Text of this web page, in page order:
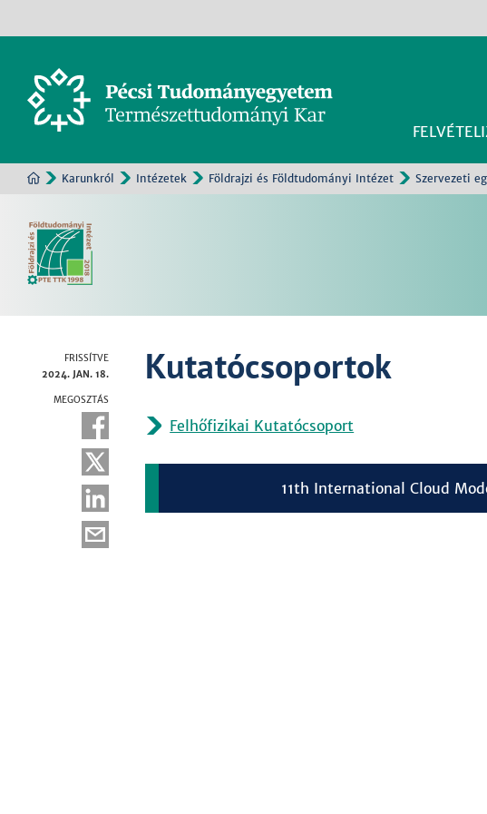
Karunkról Intézetek Földrajzi és Földtudományi Intézet Szervezeti
FRISSÍTVE
2024. JAN. 18.
MEGOSZTÁS
Kutatócsoportok
Felhőfizikai Kutatócsoport
11th International Cloud